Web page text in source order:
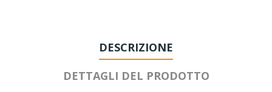
DESCRIZIONE
DETTAGLI DEL PRODOTTO